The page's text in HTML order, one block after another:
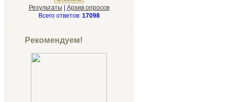
Результаты
Архив опросов
Всего ответов: 17098
Рекомендуем!